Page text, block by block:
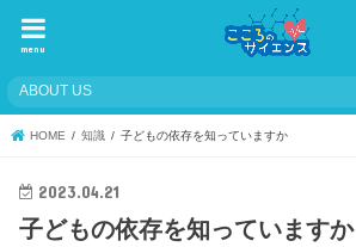
menu
ABOUT US
HOME 知識 子どもの依存を知っていますか
2023.04.21
子どもの依存を知っていますか